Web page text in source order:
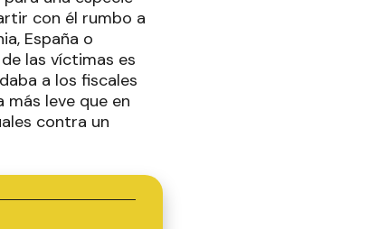
con él rumbo a
España o
las víctimas es
a los fiscales
leve que en
contra un